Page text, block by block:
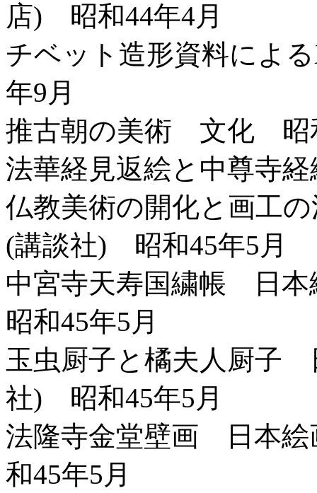
店) 昭和44年4月
チベット造形資料によ
年9月
推古朝の美術 文化 昭
法華経見返絵と中尊寺
仏教美術の開化と画工
(講談社) 昭和45年5月
中宮寺天寿国繍帳 日
昭和45年5月
玉虫厨子と橘夫人厨子
社) 昭和45年5月
法隆寺金堂壁画 日本
和45年5月